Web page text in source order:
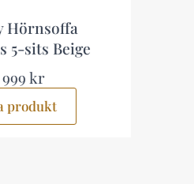
Hörnsoffa
5-sits Beige
kr
produkt